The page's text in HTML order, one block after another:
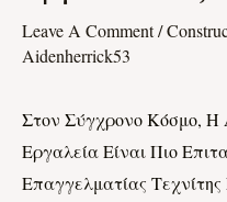
Leave A Comment/
Aidenherrick53
Στον Σύγχρονο Κόσμο, Η
Εργαλεία Είναι Πιο
Επαγγελματίας